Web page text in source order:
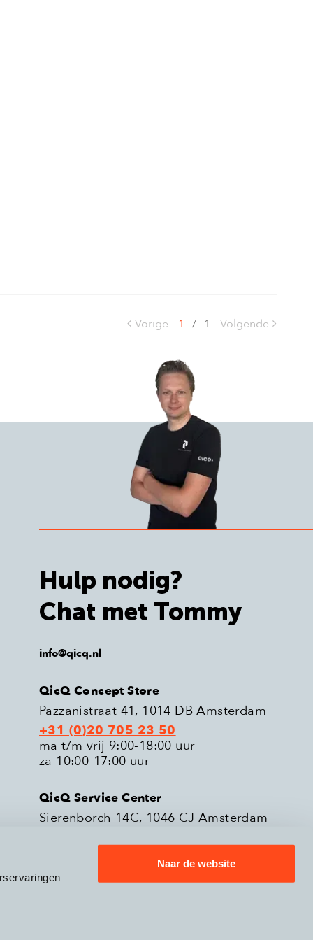
Naar de website
Vorige 1 / 1 Volgende
Hulp nodig?
Chat met Tommy
info@qicq.nl
QicQ Concept Store
Pazzanistraat 41, 1014 DB Amsterdam
+31 (0)20 705 23 50
ma t/m vrij 9:00-18:00 uur
za 10:00-17:00 uur
QicQ Service Center
Sierenborch 14C, 1046 CJ Amsterdam